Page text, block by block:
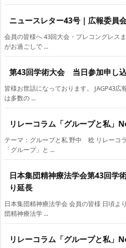
ニュースレター43号｜広報委員
会員の皆様へ 43回大会・プレコングレス
がお過ごしで ...
第43回学術大会 当日参加申し
皆様お世話になっております。 JAGP43
は多数の ...
リレーコラム「グループと私」
テーマ：グループと私 野中 稔 リレーコ
「グループ」と ...
日本集団精神療法学会第43回学
り延長
日本集団精神療法学会 会員の皆様 日頃よ
団精神療法学 ...
リレーコラム「グループと私」